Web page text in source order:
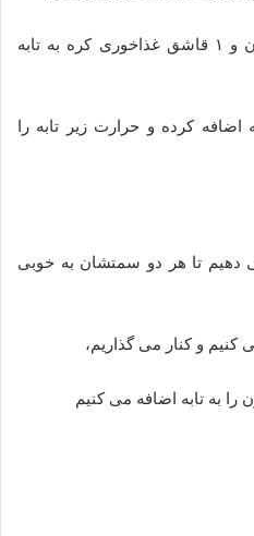
و ۱ قاشق غذاخوری روغن زیتون و ۱ قاشق غذاخوری کره به تابه
اضافه کرده و حرارت زیر تابه را
دهیم تا هر دو سمتشان به خوبی
کنیم و کنار می گذاریم،
به تابه اضافه می کنیم